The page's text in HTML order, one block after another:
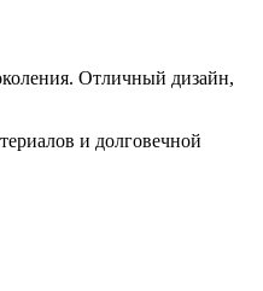
Отличный дизайн,
и долговечной